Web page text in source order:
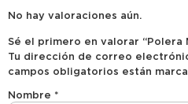
No hay valoraciones aún.
Sé el primero en valorar “Polera
Tu dirección de correo
campos obligatorios están
Nombre *